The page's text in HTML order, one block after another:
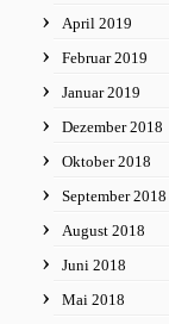
April 2019
Februar 2019
Januar 2019
Dezember 2018
Oktober 2018
September 2018
August 2018
Juni 2018
Mai 2018